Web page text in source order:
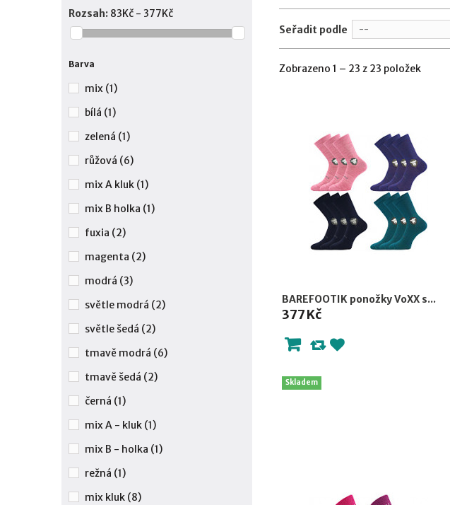
Seřadit podle --
Zobrazeno 1 – 23 z 23 položek
BAREFOOTIK ponožky VoXX s...
377 Kč
Skladem
Rozsah: 83Kč - 377Kč
Barva
mix (1)
bílá (1)
zelená (1)
růžová (6)
mix A kluk (1)
mix B holka (1)
fuxia (2)
magenta (2)
modrá (3)
světle modrá (2)
světle šedá (2)
tmavě modrá (6)
tmavě šedá (2)
černá (1)
mix A - kluk (1)
mix B - holka (1)
režná (1)
mix kluk (8)